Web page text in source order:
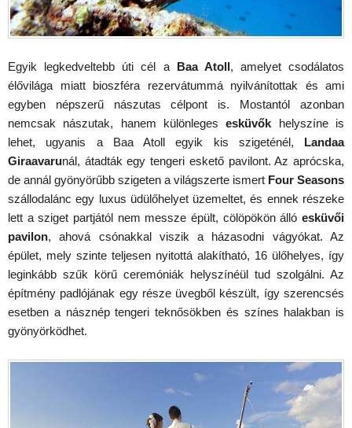
Egyik legkedveltebb úti cél aBaa Atoll, amelyet csodálatos
élővilága miatt bioszféra rezervátummá nyilvánítottak és ami
egyben népszerű nászutas célpont is. Mostantól azonban
nemcsak nászutak, hanem különlegesesküvők helyszíne is
lehet, ugyanis a Baa Atoll egyik kis szigeténél, Landaa
Giraavarunál, átadták egy tengeri eskető pavilont. Az aprócska,
de annál gyönyörűbb szigeten a világszerte ismert Four Seasons
szállodalánc egy luxus üdülőhelyet üzemeltet, és ennek részeke
lett a sziget partjától nem messze épült, cölöpökön álló esküvői
pavilon, ahová csónakkal viszik a házasodni vágyókat. Az
épület, mely szinte teljesen nyitottá alakítható, 16 ülőhelyes, így
leginkább szűk körű ceremóniák helyszínéül tud szolgálni. Az
építmény padlójának egy része üvegből készült, így szerencsés
esetben a násznép tengeri teknősökben és színes halakban is
gyönyörködhet.